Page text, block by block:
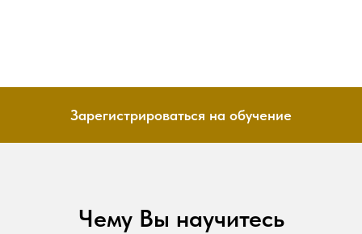
Зарегистрироваться на обучение
Чему Вы научитесь